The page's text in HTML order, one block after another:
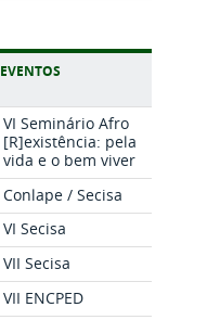
EVENTOS
VI Seminário Afro
[R]existência: pela
vida e o bem viver
Conlape / Secisa
VI Secisa
VII Secisa
VII ENCPED